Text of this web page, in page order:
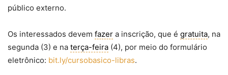
público externo.
Os interessados devem fazer a inscrição, que é gratuita, na
segunda (3) e na terça-feira (4), por meio do formulário
eletrônico: bit.ly/cursobasico-libras.